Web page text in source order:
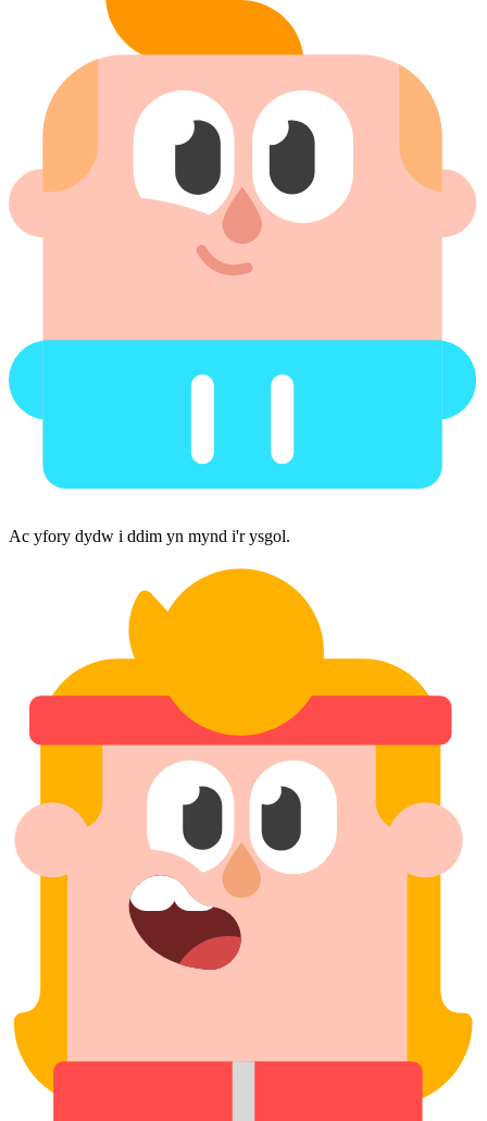
Ac yfory dydw i ddim yn mynd i'r ysgol.